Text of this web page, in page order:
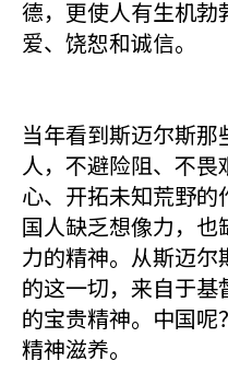
德，更使人有生机勃
爱、饶恕和诚信。
当年看到斯迈尔斯
人，不避险阻、不
心、开拓未知荒野
国人缺乏想像力，
力的精神。从斯迈尔
的这一切，来自于
的宝贵精神。中国
精神滋养。